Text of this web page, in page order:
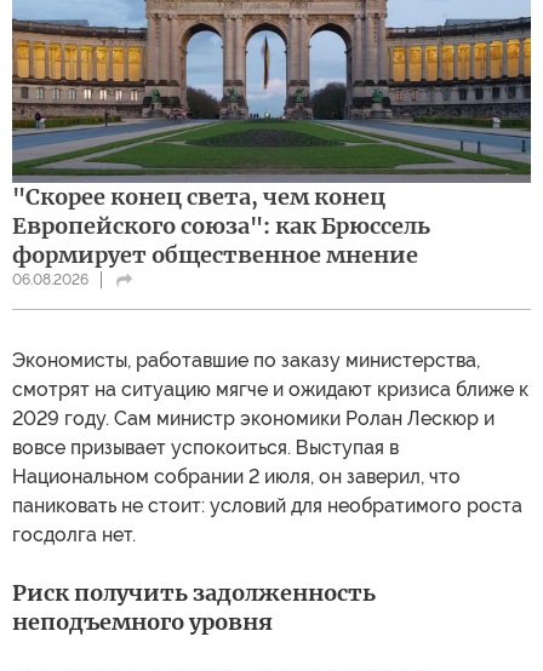
"Скорее конец света, чем конец
Европейского союза": как Брюссель
формирует общественное мнение
06.08.2026
Экономисты, работавшие по заказу министерства,
смотрят на ситуацию мягче и ожидают кризиса ближе к
2029 году. Сам министр экономики Ролан Лескюр и
вовсе призывает успокоиться. Выступая в
Национальном собрании 2 июля, он заверил, что
паниковать не стоит: условий для необратимого роста
госдолга нет.
Риск получить задолженность
неподъемного уровня